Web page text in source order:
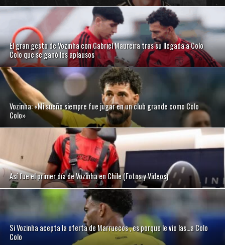
El gran gesto de Vozinha con Gabriel Maureira tras su llegada a Colo
Colo que se ganó los aplausos
Vozinha: «Mi sueño siempre fue jugar en un club grande como Colo
Colo»
Así fue el primer día de Vozinha en Chile (Fotos y Videos)
Si Vozinha acepta la oferta de Marruecos , es porque le vio las…a Colo
Colo